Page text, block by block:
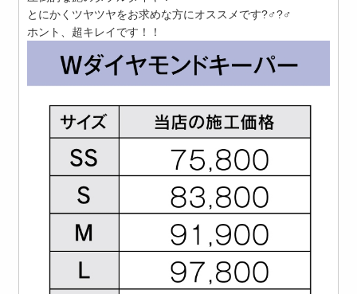
とにかくツヤツヤをお求めな方にオススメです?‍♂️?‍♂️
ホント、超キレイです！！